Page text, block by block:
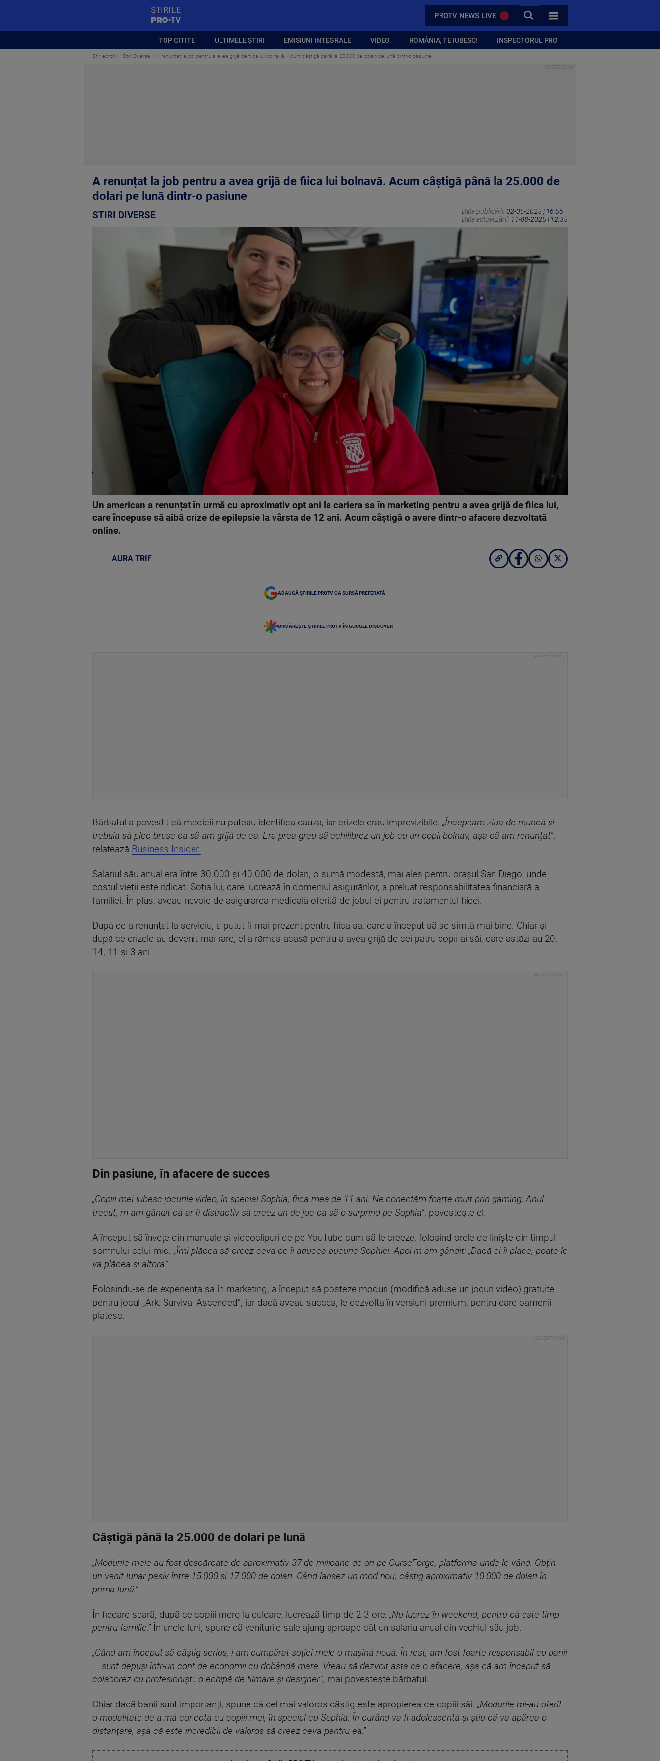
PROTV NEWS LIVE CAUTA
TOATE CATEGORIILE
TOP CITITE ULTIMELE ȘTIRI EMISIUNI INTEGRALE VIDEO ROMÂNIA, TE IUBESC! INSPECTORUL PRO
Stirileprotv Stiri Diverse A renunțat la job pentru a avea grijă de fiica lui bolnavă. Acum câștigă până la 25.000 de dolari pe lună dintr-o pasiune
A renunțat la job pentru a avea grijă de fiica lui bolnavă. Acum câștigă până la 25.000 de
dolari pe lună dintr-o pasiune
STIRI DIVERSE Data publicării: 02-05-2025 | 16:56
Data actualizării: 11-08-2025 | 12:35
Un american a renunțat în urmă cu aproximativ opt ani la cariera sa în marketing pentru a avea grijă de fiica lui,
care începuse să aibă crize de epilepsie la vârsta de 12 ani. Acum câștigă o avere dintr-o afacere dezvoltată
online.
AURA TRIF
ADAUGĂ ȘTIRILE PROTV CA SURSĂ PREFERATĂ
URMĂREȘTE ȘTIRILE PROTV ÎN GOOGLE DISCOVER
Bărbatul a povestit că medicii nu puteau identifica cauza, iar crizele erau imprevizibile. „Începeam ziua de muncă și
trebuia să plec brusc ca să am grijă de ea. Era prea greu să echilibrez un job cu un copil bolnav, așa că am renunțat”,
relatează Business Insider.
Salariul său anual era între 30.000 și 40.000 de dolari, o sumă modestă, mai ales pentru orașul San Diego, unde
costul vieții este ridicat. Soția lui, care lucrează în domeniul asigurărilor, a preluat responsabilitatea financiară a
familiei. În plus, aveau nevoie de asigurarea medicală oferită de jobul ei pentru tratamentul fiicei.
După ce a renunțat la serviciu, a putut fi mai prezent pentru fiica sa, care a început să se simtă mai bine. Chiar și
după ce crizele au devenit mai rare, el a rămas acasă pentru a avea grijă de cei patru copii ai săi, care astăzi au 20,
14, 11 și 3 ani.
Din pasiune, în afacere de succes
„Copiii mei iubesc jocurile video, în special Sophia, fiica mea de 11 ani. Ne conectăm foarte mult prin gaming. Anul
trecut, m-am gândit că ar fi distractiv să creez un de joc ca să o surprind pe Sophia”, povestește el.
A început să învețe din manuale și videoclipuri de pe YouTube cum să le creeze, folosind orele de liniște din timpul
somnului celui mic. „Îmi plăcea să creez ceva ce îi aducea bucurie Sophiei. Apoi m-am gândit: „Dacă ei îi place, poate le
va plăcea și altora.”
Folosindu-se de experiența sa în marketing, a început să posteze moduri (modifică aduse un jocuri video) gratuite
pentru jocul „Ark: Survival Ascended”, iar dacă aveau succes, le dezvolta în versiuni premium, pentru care oamenii
platesc.
Câștigă până la 25.000 de dolari pe lună
„Modurile mele au fost descărcate de aproximativ 37 de milioane de ori pe CurseForge, platforma unde le vând. Obțin
un venit lunar pasiv între 15.000 și 17.000 de dolari. Când lansez un mod nou, câștig aproximativ 10.000 de dolari în
prima lună.”
În fiecare seară, după ce copiii merg la culcare, lucrează timp de 2-3 ore. „Nu lucrez în weekend, pentru că este timp
pentru familie.” În unele luni, spune că veniturile sale ajung aproape cât un salariu anual din vechiul său job.
„Când am început să câștig serios, i-am cumpărat soției mele o mașină nouă. În rest, am fost foarte responsabil cu banii
— sunt depuși într-un cont de economii cu dobândă mare. Vreau să dezvolt asta ca o afacere, așa că am început să
colaborez cu profesioniști: o echipă de filmare și designer”, mai povestește bărbatul.
Chiar dacă banii sunt importanți, spune că cel mai valoros câștig este apropierea de copiii săi. „Modurile mi-au oferit
o modalitate de a mă conecta cu copiii mei, în special cu Sophia. În curând va fi adolescentă și știu că va apărea o
distanțare, așa că este incredibil de valoros să creez ceva pentru ea.”